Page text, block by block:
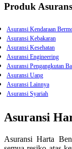
Produk
Asuransi Kendaraan
Asuransi Kebakaran
Asuransi Kesehatan
Asuransi Engineering
Asuransi Pengangkutan
Asuransi Uang
Asuransi Lainnya
Asuransi
Asuransi
Asuransi Harta
Asuransi Pekerja
Asuransi Syariah
Asuransi
Asuransi Harta